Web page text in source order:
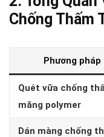
Chống Thấm
Phương pháp
Quét vữa chống
măng polymer
Dán màng chống